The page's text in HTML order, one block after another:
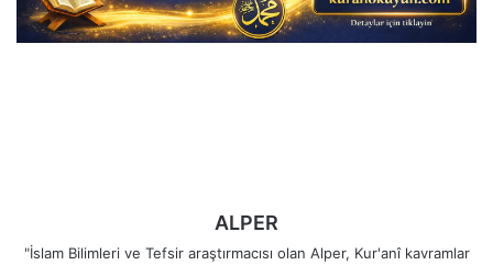
ALPER
"İslam Bilimleri ve Tefsir araştırmacısı olan Alper, Kur'anî kavramlar